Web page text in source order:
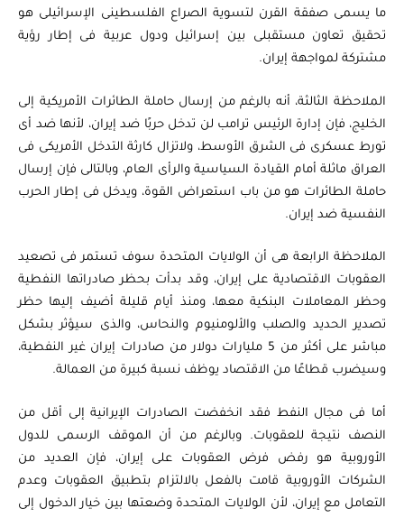
ما يسمى صفقة القرن لتسوية الصراع الفلسطينى الإسرائيلى هو
تحقيق تعاون مستقبلى بين إسرائيل ودول عربية فى إطار رؤية
مشتركة لمواجهة إيران.
الملاحظة الثالثة، أنه بالرغم من إرسال حاملة الطائرات الأمريكية إلى
الخليج، فإن إدارة الرئيس ترامب لن تدخل حربًا ضد إيران، لأنها ضد أى
تورط عسكرى فى الشرق الأوسط، ولاتزال كارثة التدخل الأمريكى فى
العراق ماثلة أمام القيادة السياسية والرأى العام، وبالتالى فإن إرسال
حاملة الطائرات هو من باب استعراض القوة، ويدخل فى إطار الحرب
النفسية ضد إيران.
الملاحظة الرابعة هى أن الولايات المتحدة سوف تستمر فى تصعيد
العقوبات الاقتصادية على إيران، وقد بدأت بحظر صادراتها النفطية
وحظر المعاملات البنكية معها، ومنذ أيام قليلة أضيف إليها حظر
تصدير الحديد والصلب والألومنيوم والنحاس، والذى سيؤثر بشكل
مباشر على أكثر من 5 مليارات دولار من صادرات إيران غير النفطية،
وسيضرب قطاعًا من الاقتصاد يوظف نسبة كبيرة من العمالة.
أما فى مجال النفط فقد انخفضت الصادرات الإيرانية إلى أقل من
النصف نتيجة للعقوبات. وبالرغم من أن الموقف الرسمى للدول
الأوروبية هو رفض فرض العقوبات على إيران، فإن العديد من
الشركات الأوروبية قامت بالفعل بالالتزام بتطبيق العقوبات وعدم
التعامل مع إيران، لأن الولايات المتحدة وضعتها بين خيار الدخول إلى